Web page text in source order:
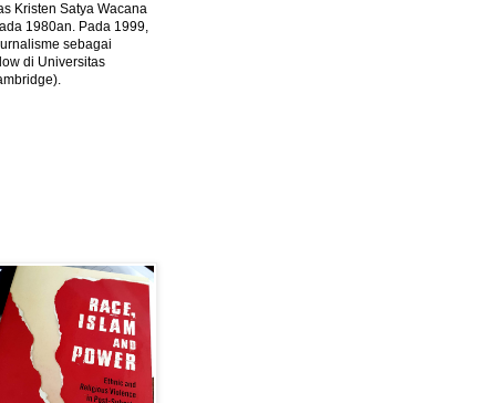
Kristen Satya Wacana
1980an. Pada 1999,
sebagai
di Universitas